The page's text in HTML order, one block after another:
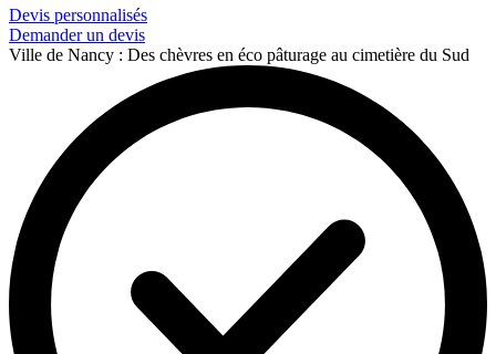
Devis personnalisés
Demander un devis
Ville de Nancy : Des chèvres en éco pâturage au cimetière du Sud